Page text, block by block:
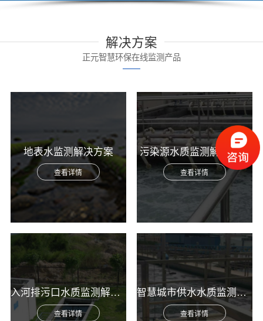
解决方案
正元智慧环保在线监测产品
地表水监测解决方案
查看详情
污染源水质监测解决方案
查看详情
入河排污口水质监测解决方案
查看详情
智慧城市供水水质监测综合解决方案
查看详情